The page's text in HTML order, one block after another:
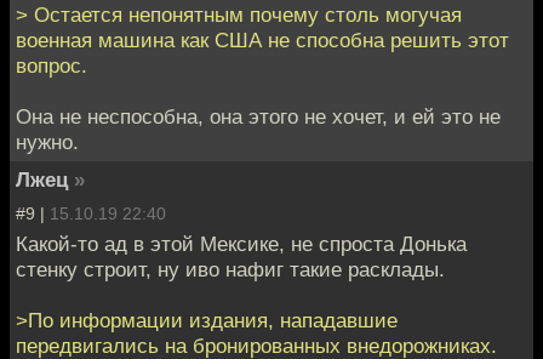
> Остается непонятным почему столь могучая
военная машина как США не способна решить этот
вопрос.
Она не неспособна, она этого не хочет, и ей это не
нужно.
Лжец »
#9 | 15.10.19 22:40
Какой-то ад в этой Мексике, не спроста Донька
стенку строит, ну иво нафиг такие расклады.
>По информации издания, нападавшие
передвигались на бронированных внедорожниках.